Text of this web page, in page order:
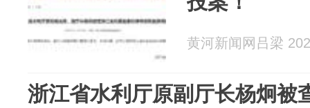
黄河新闻网吕梁
浙江省水利厅原副厅长杨炯被